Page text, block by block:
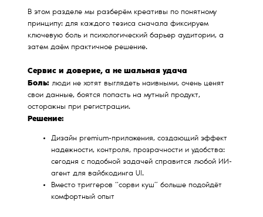
В этом разделе мы разберём креативы по понятному
принципу: для каждого тезиса сначала фиксируем
ключевую боль и психологический барьер аудитории, а
затем даём практичное решение.
Сервис и доверие, а не шальная удача
Боль: люди не хотят выглядеть наивными, очень ценят
свои данные, боятся попасть на мутный продукт,
осторожны при регистрации.
Решение:
Дизайн premium-приложения, создающий эффект
надежности, контроля, прозрачности и удобства:
сегодня с подобной задачей справится любой ИИ-
агент для вайбкодинга UI.
Вместо триггеров “сорви куш” больше подойдёт
комфортный опыт